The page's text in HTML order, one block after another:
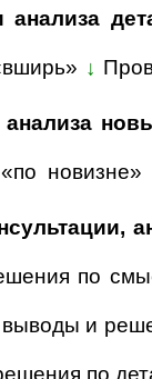
анализа
↓
анализа
новизне»
по
и
по